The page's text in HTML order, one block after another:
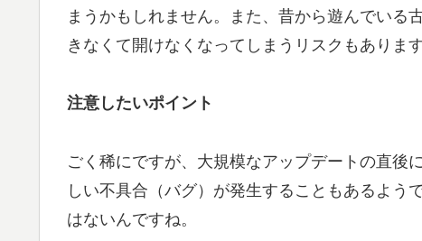
まうかもしれません。また、昔から遊んでいる
きなくて開けなくなってしまうリスクもあります
注意したいポイント
ごく稀にですが、大規模なアップデートの直後
しい不具合（バグ）が発生することもあるよう
はないんですね。